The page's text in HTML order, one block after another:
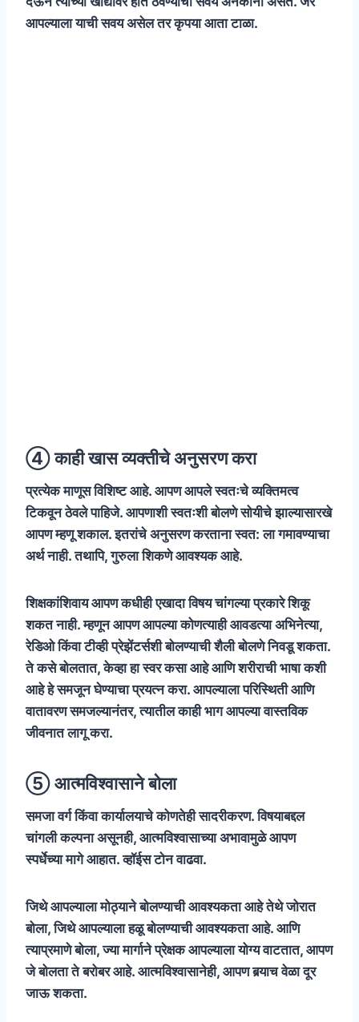
आपल्याला याची सवय असेल तर कृपया आता टाळा.
④ काही खास व्यक्तीचे अनुसरण करा
प्रत्येक माणूस विशिष्ट आहे. आपण आपले स्वतःचे व्यक्तिमत्व
टिकवून ठेवले पाहिजे. आपणाशी स्वतःशी बोलणे सोयीचे झाल्यासारखे
आपण म्हणू शकाल. इतरांचे अनुसरण करताना स्वत: ला गमावण्याचा
अर्थ नाही. तथापि, गुरुला शिकणे आवश्यक आहे.
शिक्षकांशिवाय आपण कधीही एखादा विषय चांगल्या प्रकारे शिकू
शकत नाही. म्हणून आपण आपल्या कोणत्याही आवडत्या अभिनेत्या,
रेडिओ किंवा टीव्ही प्रेझेंटर्सशी बोलण्याची शैली बोलणे निवडू शकता.
ते कसे बोलतात, केव्हा हा स्वर कसा आहे आणि शरीराची भाषा कशी
आहे हे समजून घेण्याचा प्रयत्न करा. आपल्याला परिस्थिती आणि
वातावरण समजल्यानंतर, त्यातील काही भाग आपल्या वास्तविक
जीवनात लागू करा.
⑤ आत्मविश्वासाने बोला
समजा वर्ग किंवा कार्यालयाचे कोणतेही सादरीकरण. विषयाबद्दल
चांगली कल्पना असूनही, आत्मविश्वासाच्या अभावामुळे आपण
स्पर्धेच्या मागे आहात. व्हॉईस टोन वाढवा.
जिथे आपल्याला मोठ्याने बोलण्याची आवश्यकता आहे तेथे जोरात
बोला, जिथे आपल्याला हळू बोलण्याची आवश्यकता आहे. आणि
त्याप्रमाणे बोला, ज्या मार्गाने प्रेक्षक आपल्याला योग्य वाटतात, आपण
जे बोलता ते बरोबर आहे. आत्मविश्वासानेही, आपण बर्‍याच वेळा दूर
जाऊ शकता.